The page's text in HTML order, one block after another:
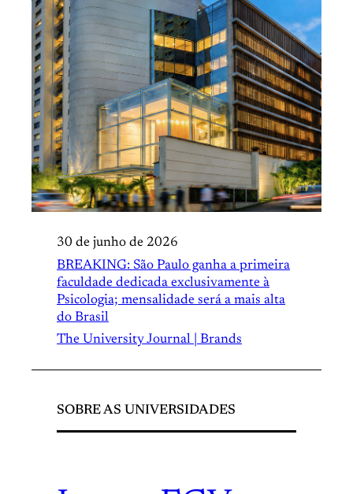
30 de junho de 2026
BREAKING: São Paulo ganha a primeira
faculdade dedicada exclusivamente à
Psicologia; mensalidade será a mais alta
do Brasil
The University Journal | Brands
SOBRE AS UNIVERSIDADES